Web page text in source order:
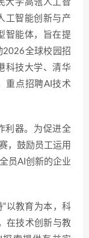
大学高瓴人工智
工智能创新与产
智能体，旨在提
2026全球校园招
科技大学、清华
重点招聘AI技术
利器。为促进全
，鼓励员工运用
员AI创新的企业
以教育为本，科
在技术创新与教